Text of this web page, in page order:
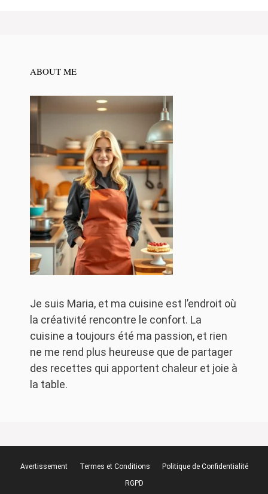
ABOUT ME
Je suis Maria, et ma cuisine est l’endroit où
la créativité rencontre le confort. La
cuisine a toujours été ma passion, et rien
ne me rend plus heureuse que de partager
des recettes qui apportent chaleur et joie à
la table.
Avertissement Termes et Conditions
Politique de Confidentialité
RGPD